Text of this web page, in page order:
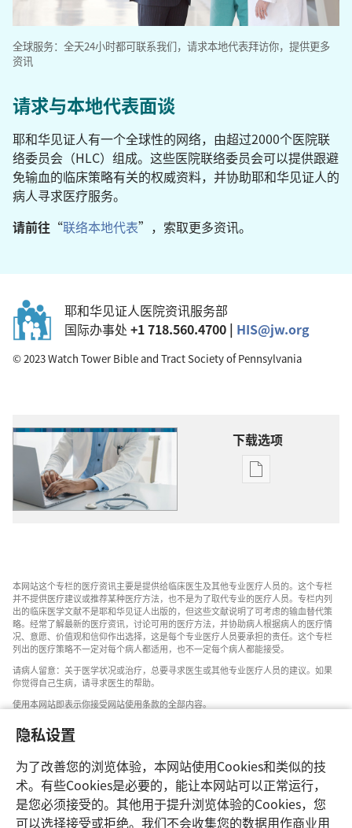
隐私设置
为了改善您的浏览体验，本网站使用Cookies和类似的技
术。有些Cookies是必要的，能让本网站可以正常运行，
是您必须接受的。其他用于提升浏览体验的Cookies，您
可以选择接受或拒绝。我们不会收集您的数据用作商业用
全球服务：全天24小时都可联系我们，请求本地代表拜访你，提供更多
资讯
请求与本地代表面谈
耶和华见证人有一个全球性的网络，由超过2000个医院联
络委员会（HLC）组成。这些医院联络委员会可以提供跟避
免输血的临床策略有关的权威资料，并协助耶和华见证人的
病人寻求医疗服务。
请前往 “联络本地代表”，索取更多资讯。
耶和华见证人医院资讯服务部
国际办事处 +1 718.560.4700 | HIS@jw.org
© 2023 Watch Tower Bible and Tract Society of Pennsylvania
下载选项
出
项
循
证
（实
证）
学
——
无
输
血
本网站这个专栏的医疗资讯主要是提供给临床医生及其他专业医疗人员的。这个专栏
并不提供医疗建议或推荐某种医疗方法，也不是为了取代专业的医疗人员。专栏内列
出的临床医学文献不是耶和华见证人出版的，但这些文献说明了可考虑的输血替代策
略。经常了解最新的医疗资讯，讨论可用的医疗方法，并协助病人根据病人的医疗情
况、意愿、价值观和信仰作出选择，这是每个专业医疗人员要承担的责任。这个专栏
列出的医疗策略不一定对每个病人都适用，也不一定每个病人都能接受。
请病人留意：关于医学状况或治疗，总要寻求医生或其他专业医疗人员的建议。如果
你觉得自己生病，请寻求医生的帮助。
使用本网站即表示你接受网站使用条款的全部内容。
设置外观